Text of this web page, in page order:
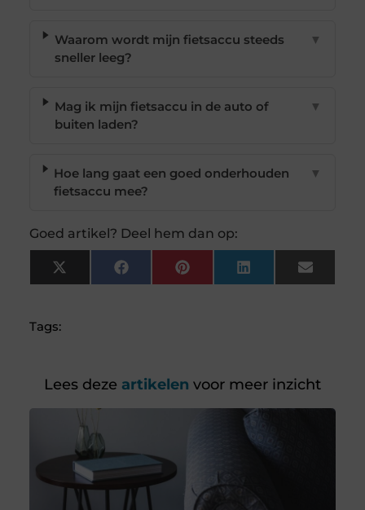
Waarom wordt mijn fietsaccu steeds
sneller leeg?
▼
Mag ik mijn fietsaccu in de auto of
buiten laden?
▼
Hoe lang gaat een goed onderhouden
fietsaccu mee?
▼
Goed artikel? Deel hem dan op:
X
(Twitter)
FacebookPinterest LinkedIn Email
Tags:
Lees deze artikelen voor meer inzicht